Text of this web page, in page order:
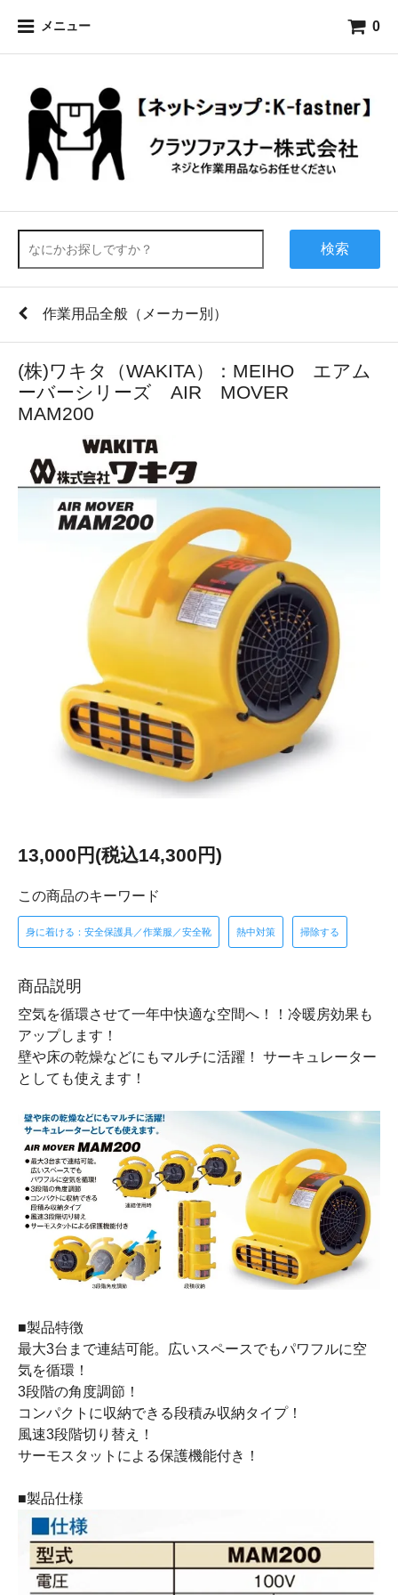
メニュー 0
検索
作業用品全般（メーカー別）
(株)ワキタ（WAKITA）：MEIHO エアム
ーバーシリーズ AIR MOVER
MAM200
13,000円(税込14,300円)
この商品のキーワード
身に着ける：安全保護具／作業服／安全靴 熱中対策 掃除する
商品説明
空気を循環させて一年中快適な空間へ！！冷暖房効果も
アップします！
壁や床の乾燥などにもマルチに活躍！ サーキュレーター
としても使えます！
■製品特徴
最大3台まで連結可能。広いスペースでもパワフルに空
気を循環！
3段階の角度調節！
コンパクトに収納できる段積み収納タイプ！
風速3段階切り替え！
サーモスタットによる保護機能付き！
■製品仕様